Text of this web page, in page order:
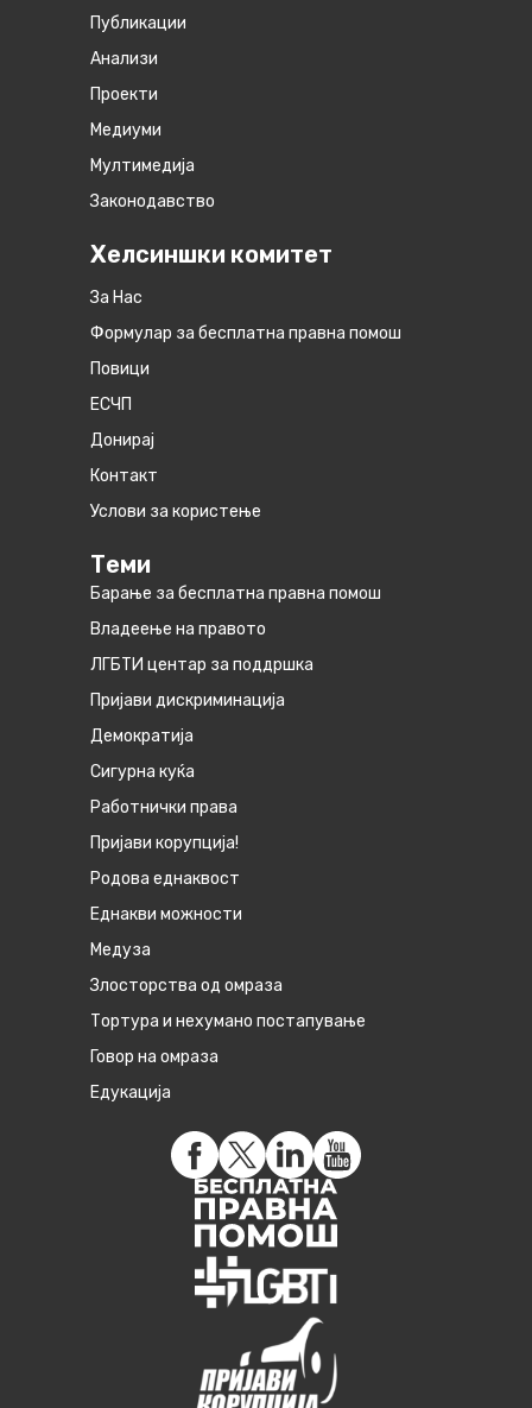
Публикации
Анализи
Проекти
Медиуми
Мултимедија
Законодавство
Хелсиншки комитет
За Нас
Формулар за бесплатна правна помош
Повици
ЕСЧП
Донирај
Контакт
Услови за користење
Теми
Барање за бесплатна правна помош
Владеење на правото
ЛГБТИ центар за поддршка
Пријави дискриминација
Демократија
Сигурна куќа
Работнички права
Пријави корупција!
Родова еднаквост
Eднакви можности
Медуза
Злосторства од омраза
Тортура и нехумано постапување
Говор на омраза
Едукација